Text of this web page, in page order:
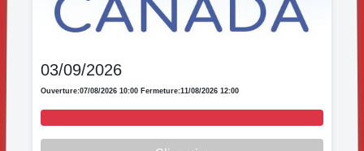
03/09/2026
Ouverture:07/08/2026 10:00 Fermeture:11/08/2026 12:00